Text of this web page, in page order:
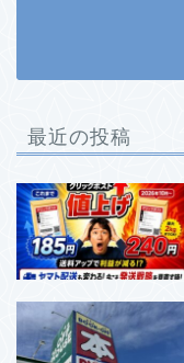
最近の投稿